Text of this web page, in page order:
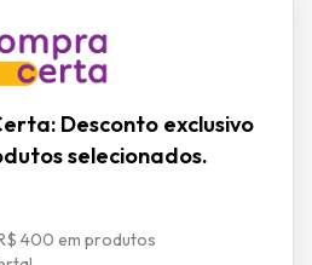
Desconto exclusivo
selecionados.
400 em produtos